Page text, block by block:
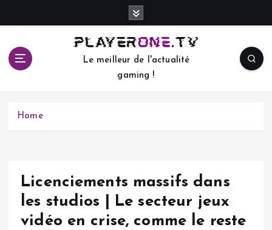
c
Le meilleur de l'actualité
gaming !
Home
Licenciements massifs dans
les studios | Le secteur jeux
vidéo en crise, comme le reste